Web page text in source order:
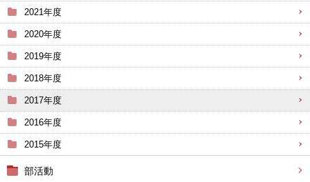
2021年度
2020年度
2019年度
2018年度
2017年度
2016年度
2015年度
部活動